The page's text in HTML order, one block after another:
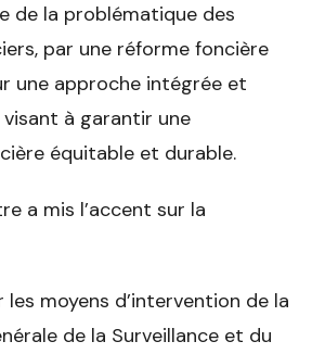
de la problématique des
par une réforme foncière
une approche intégrée et
à garantir une
équitable et durable.
a mis l’accent sur la
moyens d’intervention de la
de la Surveillance et du